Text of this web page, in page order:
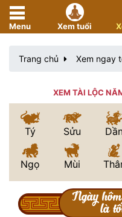
Menu Xem tuổi
Trang chủ Xem ngay
XEM TÀI LỘC
Tý Sửu
Ngọ Mùi
Ngày
là